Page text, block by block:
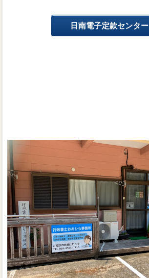
日南電子定款センター